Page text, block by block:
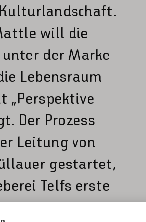
will die
der Marke
Lebensraum
„Perspektive
Der Prozess
Leitung von
gestartet,
Telfs erste